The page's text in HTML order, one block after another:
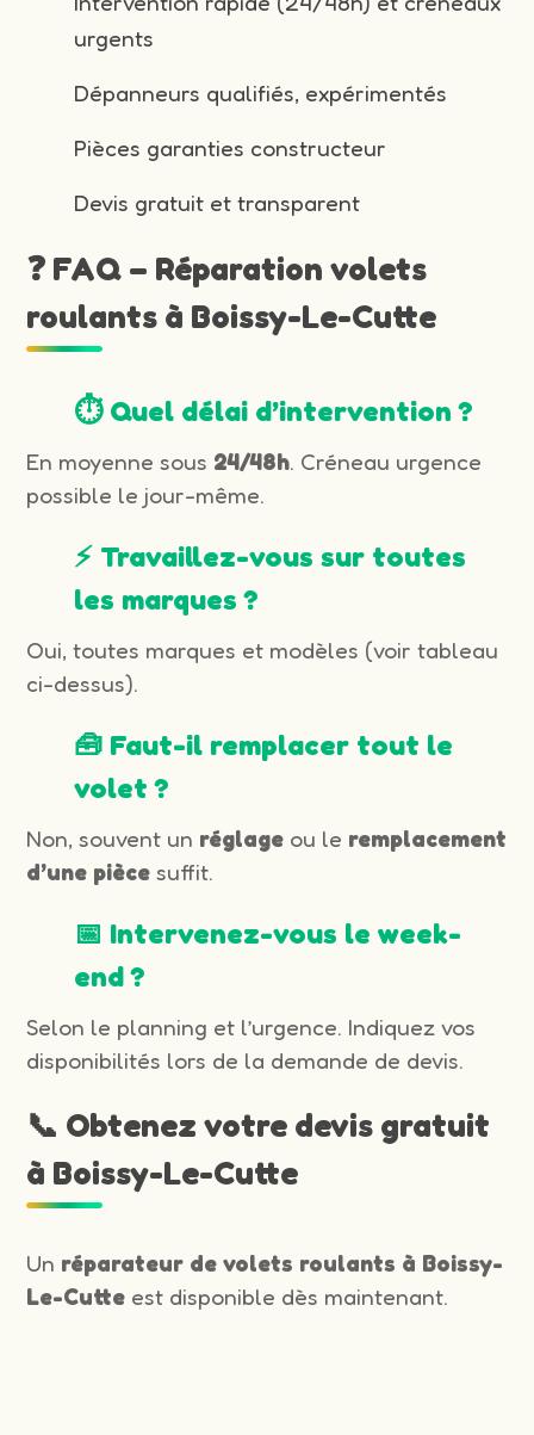
urgents
Dépanneurs qualifiés, expérimentés
Pièces garanties constructeur
Devis gratuit et transparent
❓ FAQ – Réparation volets
roulants à Boissy-Le-Cutte
⏱️ Quel délai d’intervention ?
En moyenne sous 24/48h. Créneau urgence
possible le jour-même.
⚡ Travaillez-vous sur toutes
les marques ?
Oui, toutes marques et modèles (voir tableau
ci-dessus).
🧰 Faut-il remplacer tout le
volet ?
Non, souvent un réglage ou le remplacement
d’une pièce suffit.
📅 Intervenez-vous le week-
end ?
Selon le planning et l’urgence. Indiquez vos
disponibilités lors de la demande de devis.
📞 Obtenez votre devis gratuit
à Boissy-Le-Cutte
Un réparateur de volets roulants à Boissy-
Le-Cutte est disponible dès maintenant.